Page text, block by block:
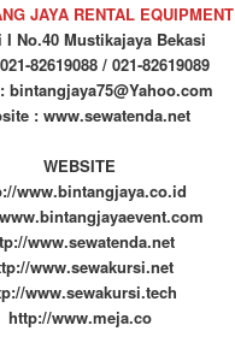
JAYA RENTAL EQUIPMENT
No.40 Mustikajaya Bekasi
82619088 / 021-82619089
bintangjaya75@Yahoo.com
: www.sewatenda.net
WEBSITE
www.bintangjaya.co.id
www.sewatenda.net
www.sewakursi.net
www.sewakursi.tech
http://www.meja.co